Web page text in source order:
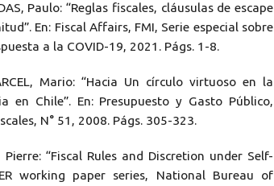
Paulo: “Reglas fiscales, cláusulas de escape
En: Fiscal Affairs, FMI, Serie especial sobre
a la COVID-19, 2021. Págs. 1-8.
Mario: “Hacia Un círculo virtuoso en la
en Chile”. En: Presupuesto y Gasto Público,
N° 51, 2008. Págs. 305-323.
Pierre: “Fiscal Rules and Discretion under Self-
working paper series, National Bureau of